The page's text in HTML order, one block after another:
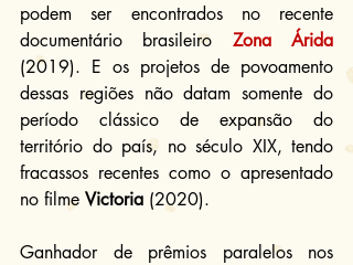
podem ser encontrados no recente
documentário brasileiro Zona Árida
(2019). E os projetos de povoamento
dessas regiões não datam somente do
período clássico de expansão do
território do país, no século XIX, tendo
fracassos recentes como o apresentado
no filme Victoria (2020).
Ganhador de prêmios paralelos nos